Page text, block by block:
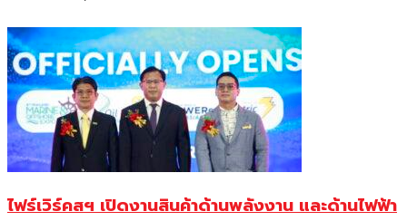
ไฟร์เวิร์คสฯ เปิดงานสินค้าด้านพลังงาน และด้านไฟฟ้า